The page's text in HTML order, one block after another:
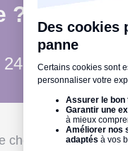
?
24
lieu des